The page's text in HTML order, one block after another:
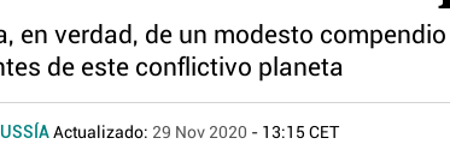
en verdad, de un modesto
de este conflictivo planeta
Actualizado: 29 Nov 2020 - 13:15 CET